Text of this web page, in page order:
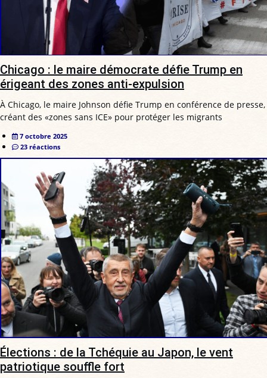
Chicago : le maire démocrate défie Trump en
érigeant des zones anti-expulsion
À Chicago, le maire Johnson défie Trump en conférence de presse,
créant des «zones sans ICE» pour protéger les migrants
7 octobre 2025
23 réactions
Élections : de la Tchéquie au Japon, le vent
patriotique souffle fort